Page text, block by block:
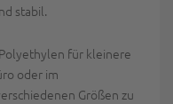
stabil.
für kleinere
oder im
Größen zu